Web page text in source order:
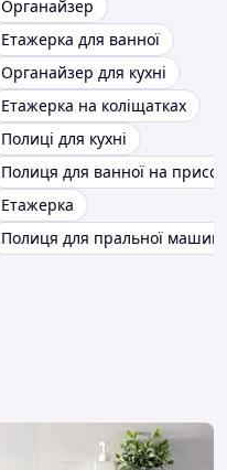
Органайзер
Етажерка для ванної
Органайзер для кухні
Етажерка на коліщатках
Полиці для кухні
Полиця для ванної на
Етажерка
Полиця для пральної